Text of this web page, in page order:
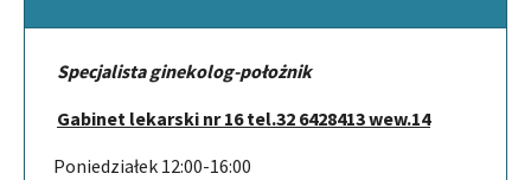
Specjalista ginekolog-położnik
Gabinet lekarski nr 16 tel.32 6428413 wew.14
Poniedziałek 12:00-16:00